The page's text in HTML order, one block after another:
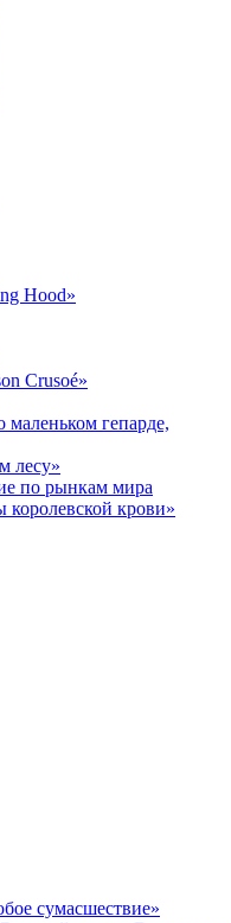
Hood»
Crusoé»
гепарде,
лесу»
по рынкам мира
крови»
сумасшествие»